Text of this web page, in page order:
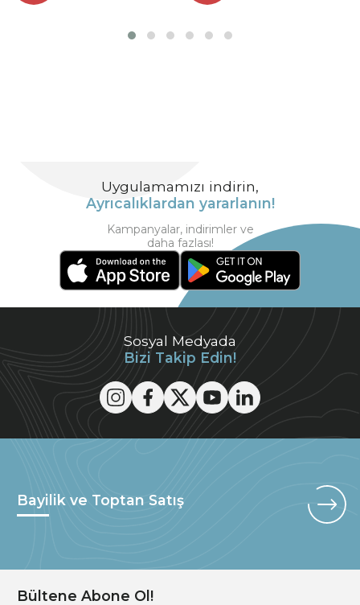
Sosyal Medyada
Bizi Takip Edin!
Uygulamamızı indirin,
Ayrıcalıklardan yararlanın!
Kampanyalar, indirimler ve
daha fazlası!
Bayilik ve Toptan Satış
Bültene Abone Ol!